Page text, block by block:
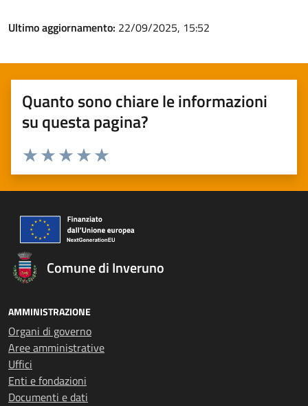
Ultimo aggiornamento: 22/09/2025, 15:52
Quanto sono chiare le informazioni
su questa pagina?
Valuta 5 stelle su 5
Valuta 4 stelle su 5
Valuta 3 stelle su 5
Valuta 2 stelle su 5
Valuta 1 stelle su 5
Comune di Inveruno
AMMINISTRAZIONE
Organi di governo
Aree amministrative
Uffici
Enti e fondazioni
Documenti e dati